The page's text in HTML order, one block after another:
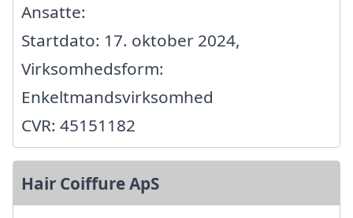
Ansatte:
Startdato: 17. oktober 2024,
Virksomhedsform:
Enkeltmandsvirksomhed
CVR: 45151182
Hair Coiffure ApS